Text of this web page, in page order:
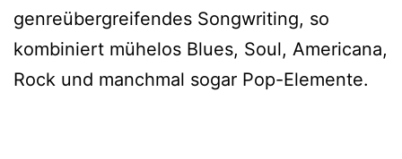
genreübergreifendes Songwriting, so
kombiniert mühelos Blues, Soul, Americana,
Rock und manchmal sogar Pop-Elemente.